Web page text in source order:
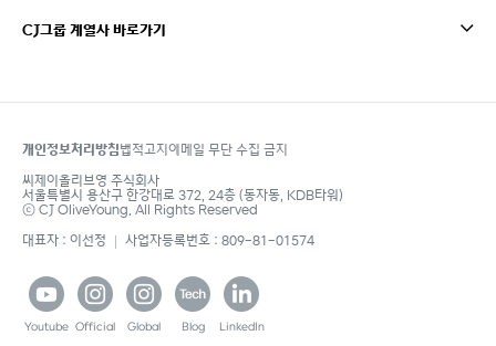
CJ그룹 계열사 바로가기
footer
개인정보처리방침법적고지이메일 무단 수집 금지
씨제이올리브영 주식회사
서울특별시 용산구 한강대로 372, 24층 (동자동, KDB타워)
ⓒ CJ OliveYoung. All Rights Reserved
대표자 : 이선정
사업자등록번호 : 809-81-01574
Youtube Official Global Blog LinkedIn